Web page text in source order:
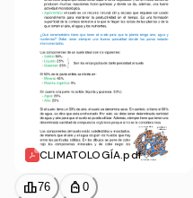
CLIMATOLOGÍA.pdf
leaderboard76 personal_bag 0